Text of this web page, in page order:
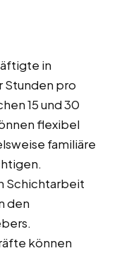
in
Stunden pro
15 und 30
flexibel
familiäre
Schichtarbeit
den
können